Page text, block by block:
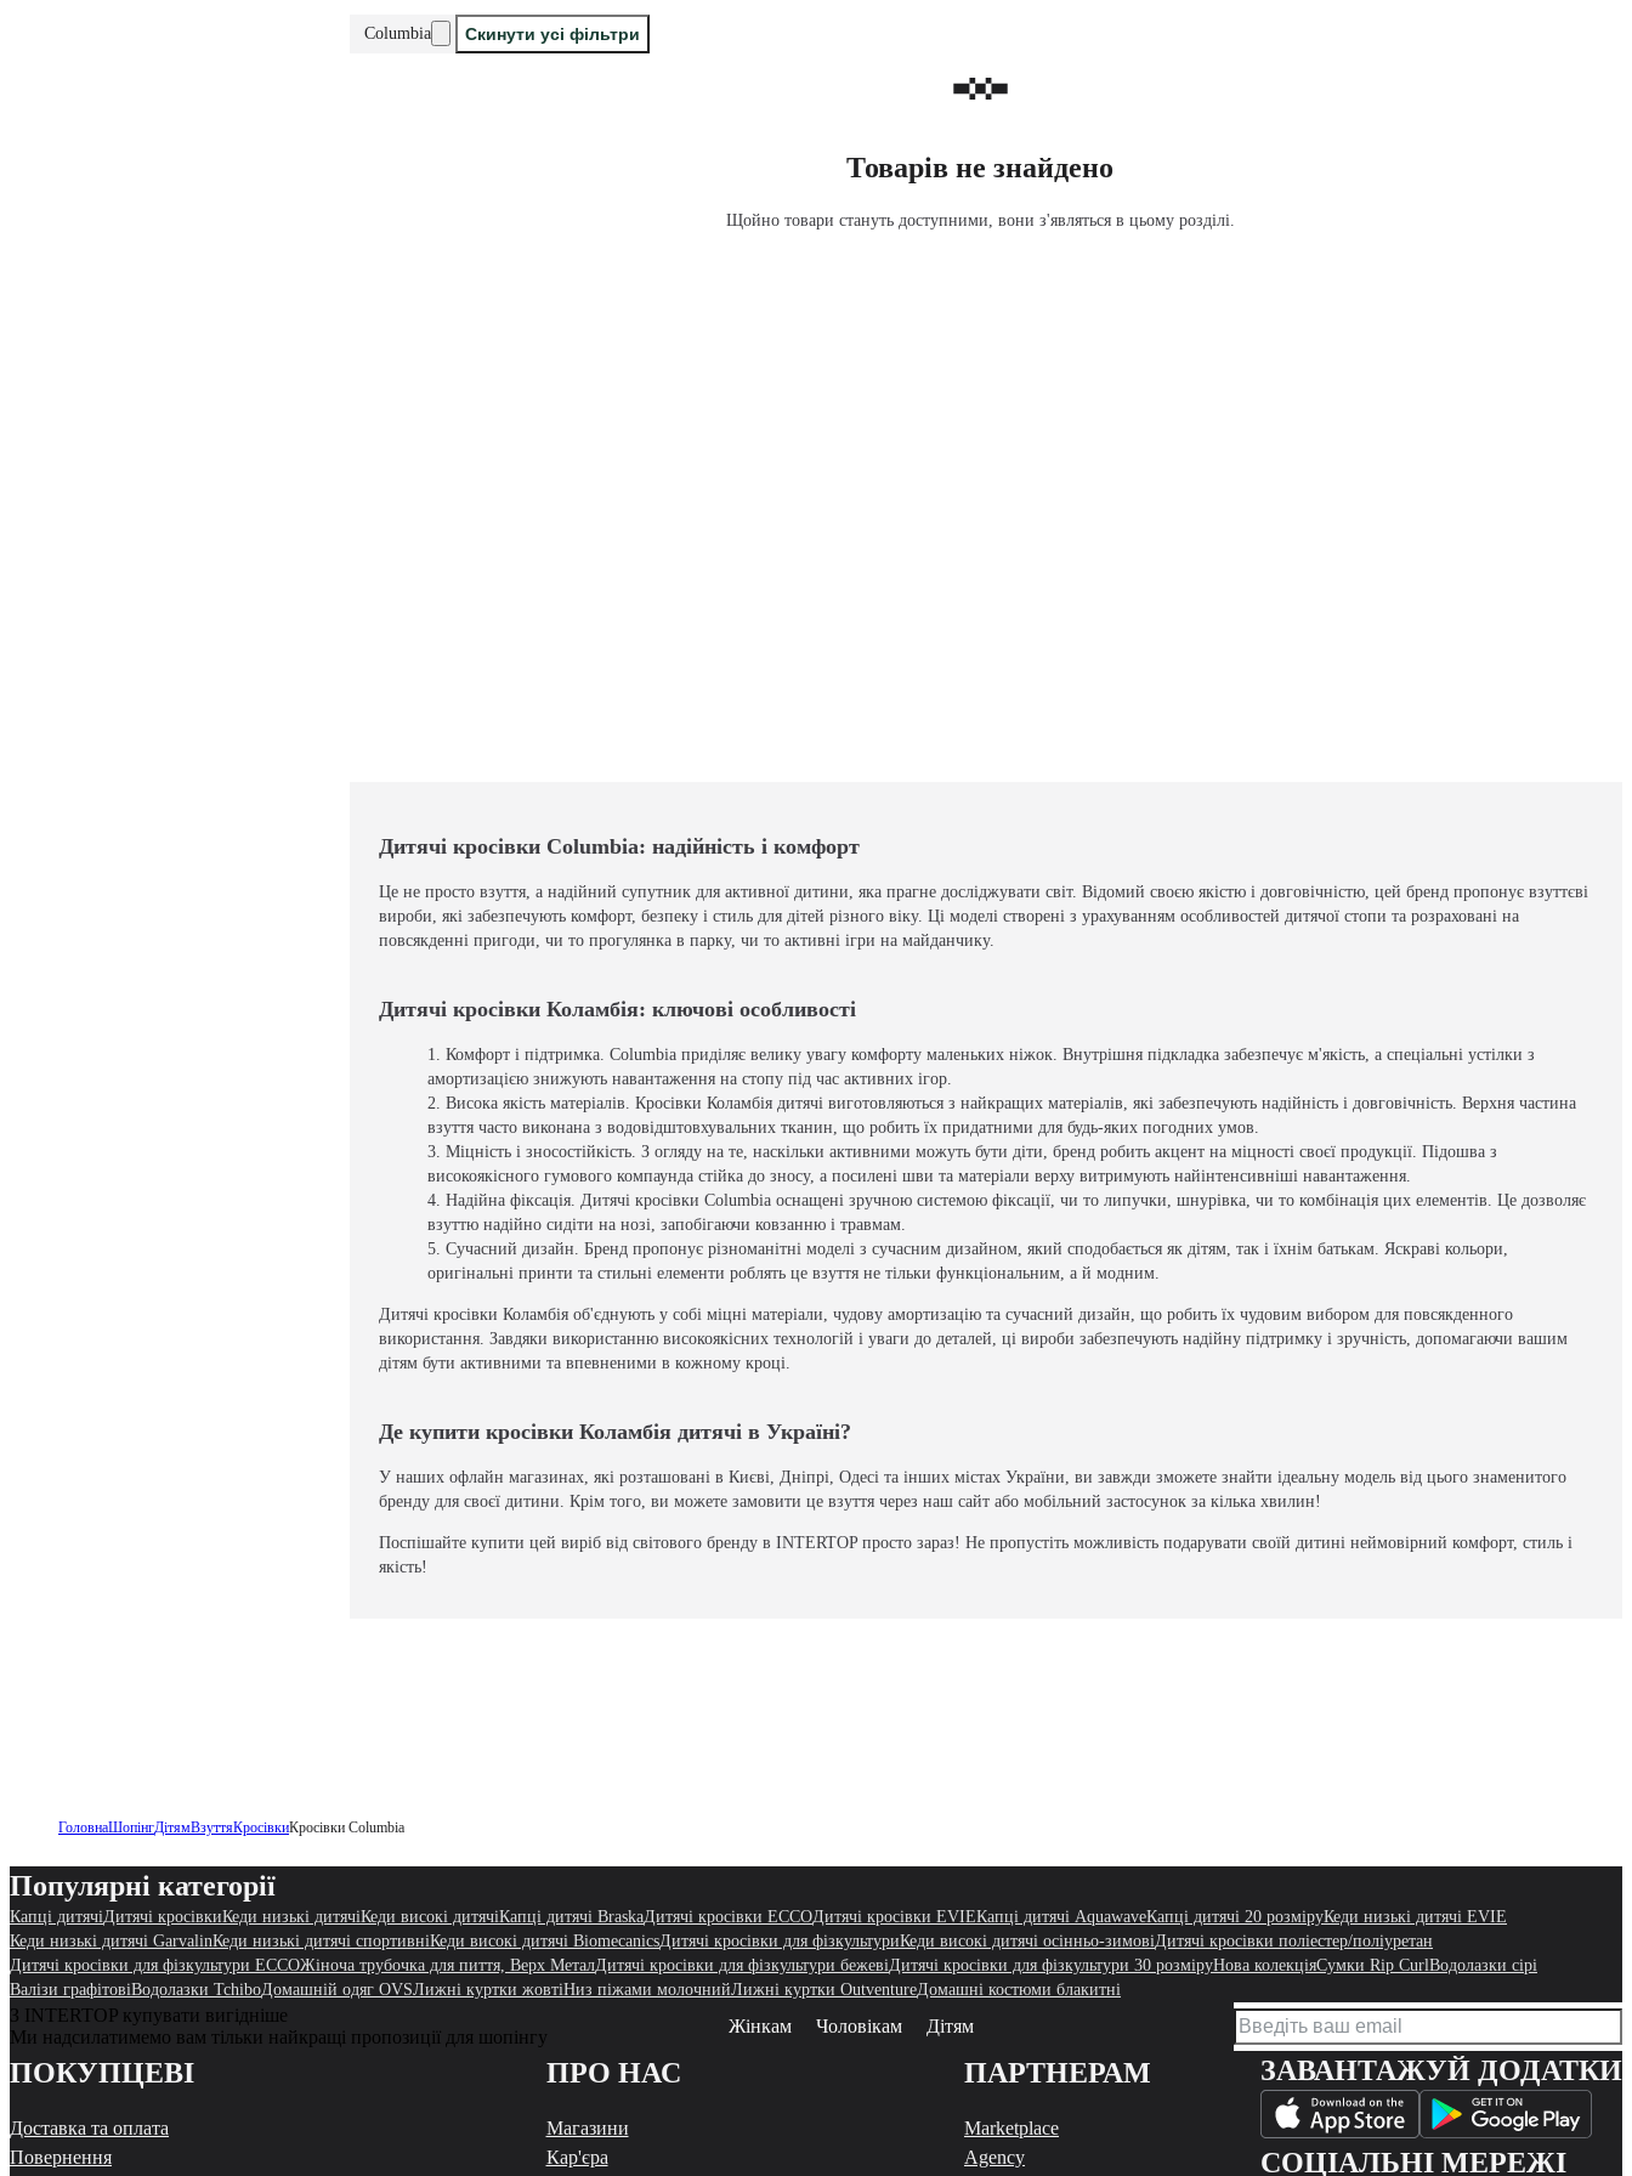
Columbia Скинути усі фільтри
Товарів не знайдено
Щойно товари стануть доступними, вони з'являться в цьому розділі.
Дитячі кросівки Columbia: надійність і комфорт
Це не просто взуття, а надійний супутник для активної дитини, яка прагне досліджувати світ. Відомий своєю якістю і довговічністю, цей бренд пропонує взуттєві
вироби, які забезпечують комфорт, безпеку і стиль для дітей різного віку. Ці моделі створені з урахуванням особливостей дитячої стопи та розраховані на
повсякденні пригоди, чи то прогулянка в парку, чи то активні ігри на майданчику.
Дитячі кросівки Коламбія: ключові особливості
Комфорт і підтримка. Columbia приділяє велику увагу комфорту маленьких ніжок. Внутрішня підкладка забезпечує м'якість, а спеціальні устілки з
амортизацією знижують навантаження на стопу під час активних ігор.
Висока якість матеріалів. Кросівки Коламбія дитячі виготовляються з найкращих матеріалів, які забезпечують надійність і довговічність. Верхня частина
взуття часто виконана з водовідштовхувальних тканин, що робить їх придатними для будь-яких погодних умов.
Міцність і зносостійкість. З огляду на те, наскільки активними можуть бути діти, бренд робить акцент на міцності своєї продукції. Підошва з
високоякісного гумового компаунда стійка до зносу, а посилені шви та матеріали верху витримують найінтенсивніші навантаження.
Надійна фіксація. Дитячі кросівки Columbia оснащені зручною системою фіксації, чи то липучки, шнурівка, чи то комбінація цих елементів. Це дозволяє
взуттю надійно сидіти на нозі, запобігаючи ковзанню і травмам.
Сучасний дизайн. Бренд пропонує різноманітні моделі з сучасним дизайном, який сподобається як дітям, так і їхнім батькам. Яскраві кольори,
оригінальні принти та стильні елементи роблять це взуття не тільки функціональним, а й модним.
Дитячі кросівки Коламбія об'єднують у собі міцні матеріали, чудову амортизацію та сучасний дизайн, що робить їх чудовим вибором для повсякденного
використання. Завдяки використанню високоякісних технологій і уваги до деталей, ці вироби забезпечують надійну підтримку і зручність, допомагаючи вашим
дітям бути активними та впевненими в кожному кроці.
Де купити кросівки Коламбія дитячі в Україні?
У наших офлайн магазинах, які розташовані в Києві, Дніпрі, Одесі та інших містах України, ви завжди зможете знайти ідеальну модель від цього знаменитого
бренду для своєї дитини. Крім того, ви можете замовити це взуття через наш сайт або мобільний застосунок за кілька хвилин!
Поспішайте купити цей виріб від світового бренду в INTERTOP просто зараз! Не пропустіть можливість подарувати своїй дитині неймовірний комфорт, стиль і
якість!
ГоловнаШопінгДітямВзуттяКросівкиКросівки Columbia
Популярні категорії
Капці дитячіДитячі кросівкиКеди низькі дитячіКеди високі дитячіКапці дитячі BraskaДитячі кросівки ECCOДитячі кросівки EVIEКапці дитячі AquawaveКапці дитячі 20 розміруКеди низькі дитячі EVIE
Кеди низькі дитячі GarvalinКеди низькі дитячі спортивніКеди високі дитячі BiomecanicsДитячі кросівки для фізкультуриКеди високі дитячі осінньо-зимовіДитячі кросівки поліестер/поліуретан
Дитячі кросівки для фізкультури ECCOЖіноча трубочка для пиття, Верх МеталДитячі кросівки для фізкультури бежевіДитячі кросівки для фізкультури 30 розміруНова колекціяСумки Rip CurlВодолазки сірі
Валізи графітовіВодолазки TchiboДомашній одяг OVSЛижні куртки жовтіНиз піжами молочнийЛижні куртки OutventureДомашні костюми блакитні
З INTERTOP купувати вигідніше
Ми надсилатимемо вам тільки найкращі пропозиції для шопінгу
Жінкам Чоловікам Дітям
ПОКУПЦЕВІ
Доставка та оплата
Повернення
ПРО НАС
Магазини
Кар'єра
ПАРТНЕРАМ
Marketplace
Agency
ЗАВАНТАЖУЙ ДОДАТКИ
СОЦІАЛЬНІ МЕРЕЖІ